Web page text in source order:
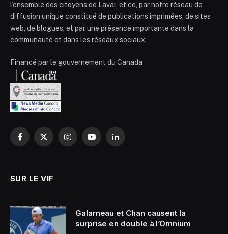
l’ensemble des citoyens de Laval, et ce, par notre réseau de
diffusion unique constitué de publications imprimées, de sites
web, de blogues, et par une présence importante dans la
communauté et dans les réseaux sociaux.
Financé par le gouvernement du Canada
Facebook
X
InstagramYouTubeLinkedIn
SUR LE VIF
Galarneau et Chan causent la
surprise en double à l’Omnium